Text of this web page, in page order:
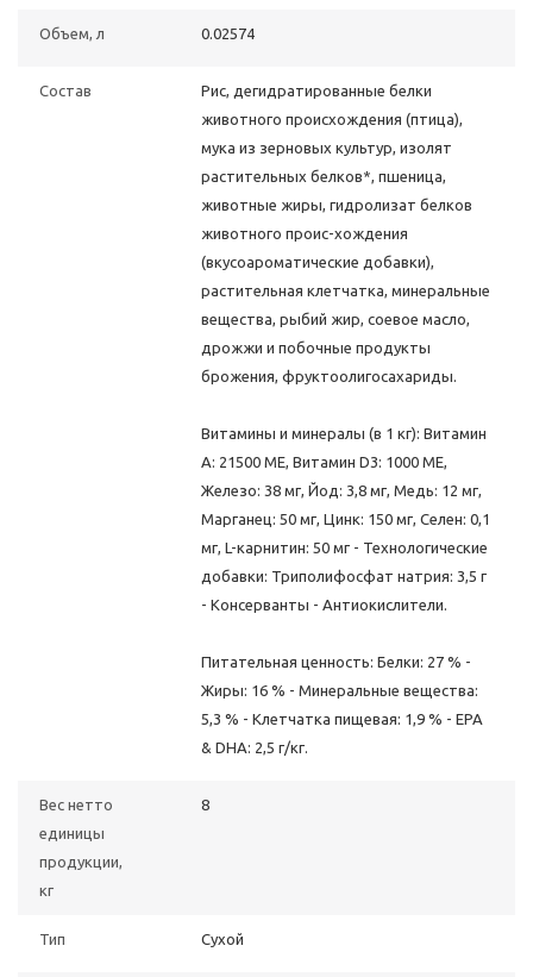
Объем, л 0.02574
Состав
Рис, дегидратированные белки
животного происхождения (птица),
мука из зерновых культур, изолят
растительных белков*, пшеница,
животные жиры, гидролизат белков
животного проис-хождения
(вкусоароматические добавки),
растительная клетчатка, минеральные
вещества, рыбий жир, соевое масло,
дрожжи и побочные продукты
брожения, фруктоолигосахариды.
Витамины и минералы (в 1 кг): Витамин
A: 21500 ME, Витамин D3: 1000 ME,
Железо: 38 мг, Йод: 3,8 мг, Медь: 12 мг,
Марганец: 50 мг, Цинк: 150 мг, Ceлeн: 0,1
мг, L-карнитин: 50 мг - Технологические
добавки: Триполифосфат натрия: 3,5 г
- Консерванты - Антиокислители.
Питательная ценность: Белки: 27 % -
Жиры: 16 % - Минеральные вещества:
5,3 % - Клетчатка пищевая: 1,9 % - EPA
& DHA: 2,5 г/кг.
Вес нетто
единицы
продукции,
кг
8
Тип Сухой